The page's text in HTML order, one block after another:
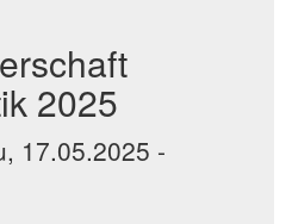
2025
17.05.2025 -